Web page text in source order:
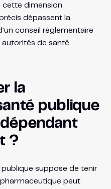
cette dimension
dépassent la
conseil réglementaire
de santé.
la
publique
?
suppose de tenir
peut